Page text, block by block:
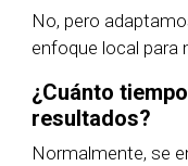
No, pero
enfoque local para
¿Cuánto
resultados?
Normalmente, se